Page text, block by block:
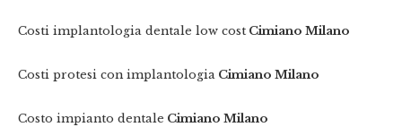
Costi implantologia dentale low cost Cimiano Milano
Costi protesi con implantologia Cimiano Milano
Costo impianto dentale Cimiano Milano